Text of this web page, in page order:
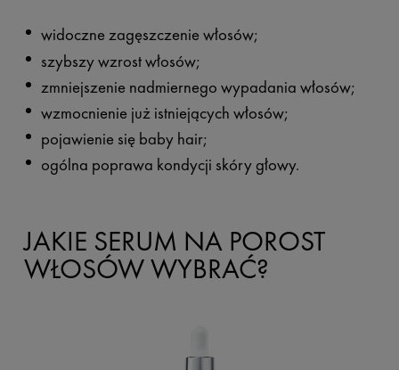
widoczne zagęszczenie włosów;
szybszy wzrost włosów;
zmniejszenie nadmiernego wypadania włosów;
wzmocnienie już istniejących włosów;
pojawienie się baby hair;
ogólna poprawa kondycji skóry głowy.
JAKIE SERUM NA POROST
WŁOSÓW WYBRAĆ?